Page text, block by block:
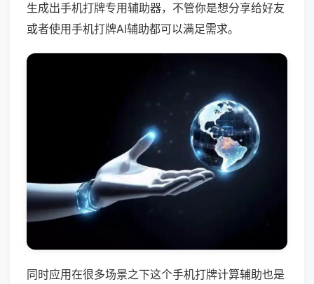
生成出手机打牌专用辅助器，不管你是想分享给好友
或者使用手机打牌AI辅助都可以满足需求。
同时应用在很多场景之下这个手机打牌计算辅助也是